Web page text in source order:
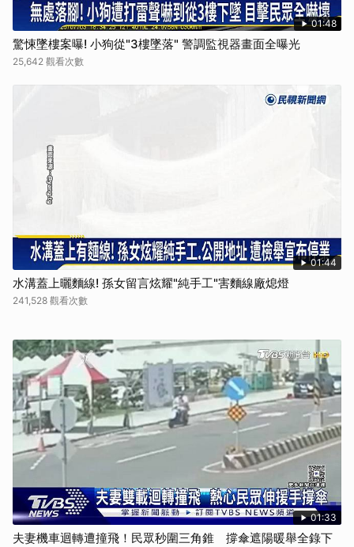
01:48
驚悚墜樓案曝! 小狗從"3樓墜落" 警調監視器畫面全曝光
25,642 觀看次數
01:44
水溝蓋上曬麵線! 孫女留言炫耀"純手工"害麵線廠熄燈
241,528 觀看次數
01:33
夫妻機車迴轉遭撞飛！民眾秒圍三角錐 撐傘遮陽暖舉全錄下